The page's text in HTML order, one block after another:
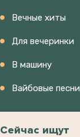
Вечные хиты
Для вечеринки
В машину
Вайбовые песни
Сейчас ищут